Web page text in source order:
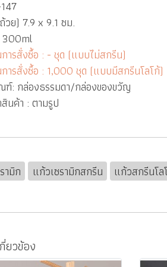
วย) 7.9 x 9.1 ซม.
300ml
ารสั่งซื้อ : - ชุด (แบบไม่สกรีน)
ารสั่งซื้อ : 1,000 ชุด (แบบมีสกรีนโลโก้)
ฑ์: กล่องธรรมดา/กล่องของขวัญ
นค้า : ตามรูป
ามิก แก้วเซรามิกสกรีน แก้วสกรีนโล
ยวข้อง